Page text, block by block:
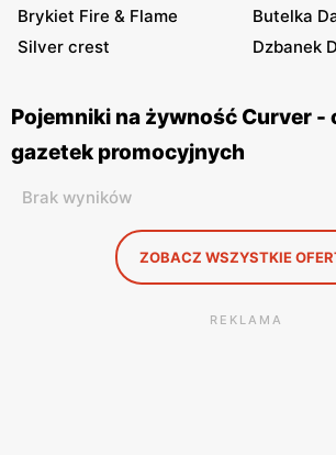
Brykiet Fire & Flame
Butelka
Silver crest
Dzbanek
Pojemniki na żywność Curver -
gazetek promocyjnych
Brak wyników
ZOBACZ WSZYSTKIE
REKLAMA